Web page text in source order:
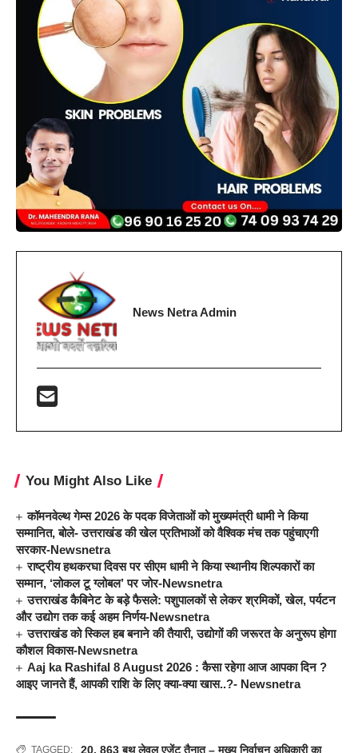
News Netra Admin
You Might Also Like
कॉमनवेल्थ गेम्स 2026 के पदक विजेताओं को मुख्यमंत्री धामी ने किया
सम्मानित, बोले- उत्तराखंड की खेल प्रतिभाओं को वैश्विक मंच तक पहुंचाएगी
सरकार-Newsnetra
राष्ट्रीय हथकरघा दिवस पर सीएम धामी ने किया स्थानीय शिल्पकारों का
सम्मान, ‘लोकल टू ग्लोबल’ पर जोर-Newsnetra
उत्तराखंड कैबिनेट के बड़े फैसले: पशुपालकों से लेकर श्रमिकों, खेल, पर्यटन
और उद्योग तक कई अहम निर्णय-Newsnetra
उत्तराखंड को स्किल हब बनाने की तैयारी, उद्योगों की जरूरत के अनुरूप होगा
कौशल विकास-Newsnetra
Aaj ka Rashifal 8 August 2026 : कैसा रहेगा आज आपका दिन ?
आइए जानते हैं, आपकी राशि के लिए क्या-क्या खास..?- Newsnetra
TAGGED: 20, 863 बूथ लेवल एजेंट तैनात – मुख्य निर्वाचन अधिकारी का